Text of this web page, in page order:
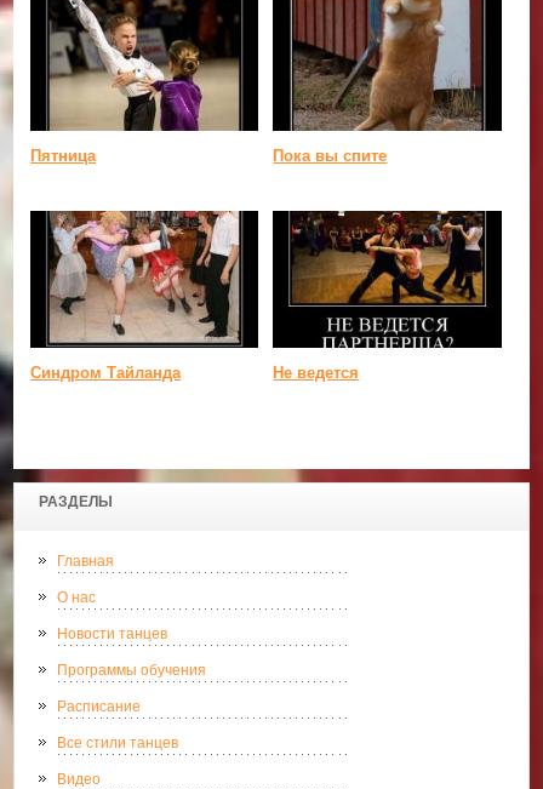
РАЗДЕЛЫ
Главная
О нас
Новости танцев
Программы обучения
Расписание
Все стили танцев
Видео
Пятница Пока вы спите
Синдром Тайланда Не ведется